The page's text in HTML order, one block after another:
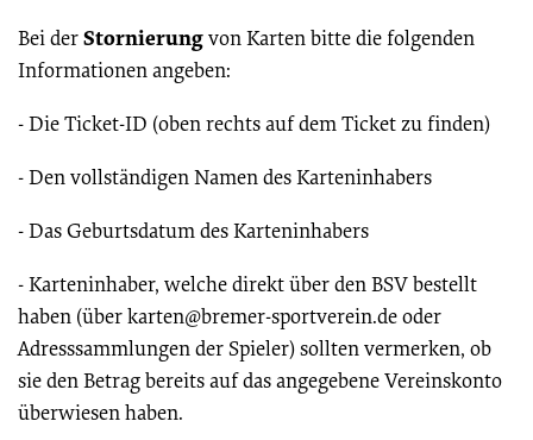
Bei derStornierungvon Karten bitte die folgenden
Informationen angeben:
- Die Ticket-ID (oben rechts auf dem Ticket zu finden)
- Den vollständigen Namen des Karteninhabers
- Das Geburtsdatum des Karteninhabers
- Karteninhaber, welche direkt über den BSV bestellt
haben (über karten@bremer-sportverein.de oder
Adresssammlungen der Spieler) sollten vermerken, ob
sie den Betrag bereits auf das angegebene Vereinskonto
überwiesen haben.